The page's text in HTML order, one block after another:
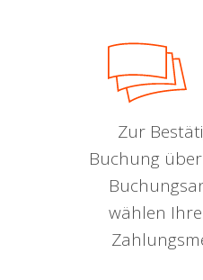
Zur
Buchung
wählen